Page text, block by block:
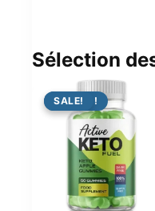
Sélection
PROMO !
SALE!